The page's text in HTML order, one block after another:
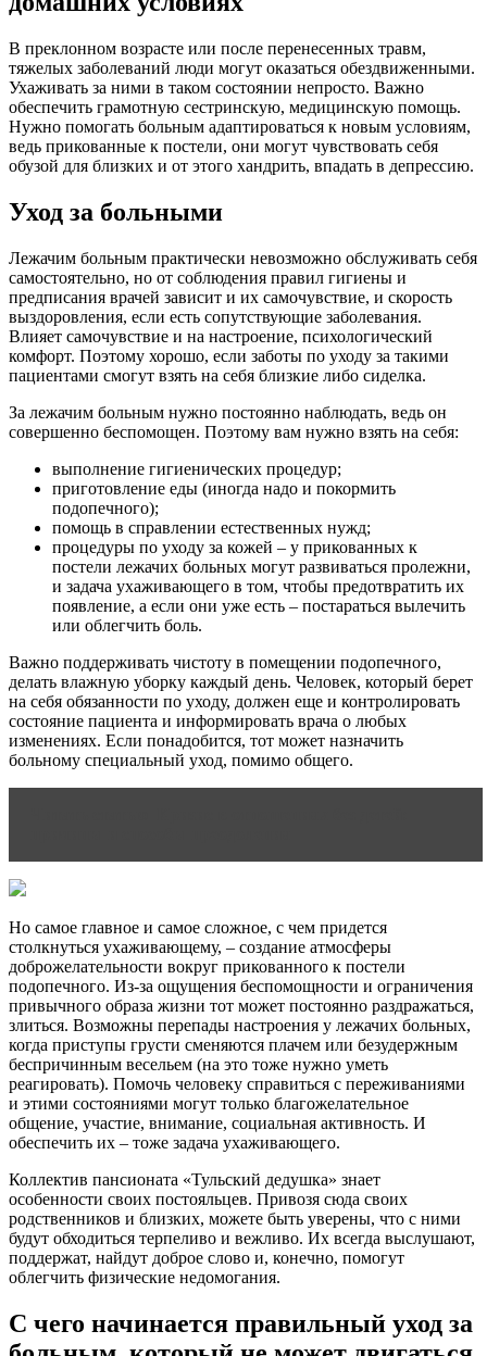
В преклонном возрасте или после перенесенных травм,
тяжелых заболеваний люди могут оказаться обездвиженными.
Ухаживать за ними в таком состоянии непросто. Важно
обеспечить грамотную сестринскую, медицинскую помощь.
Нужно помогать больным адаптироваться к новым условиям,
ведь прикованные к постели, они могут чувствовать себя
обузой для близких и от этого хандрить, впадать в депрессию.
Уход за больными
Лежачим больным практически невозможно обслуживать себя
самостоятельно, но от соблюдения правил гигиены и
предписания врачей зависит и их самочувствие, и скорость
выздоровления, если есть сопутствующие заболевания.
Влияет самочувствие и на настроение, психологический
комфорт. Поэтому хорошо, если заботы по уходу за такими
пациентами смогут взять на себя близкие либо сиделка.
За лежачим больным нужно постоянно наблюдать, ведь он
совершенно беспомощен. Поэтому вам нужно взять на себя:
выполнение гигиенических процедур;
приготовление еды (иногда надо и покормить
подопечного);
помощь в справлении естественных нужд;
процедуры по уходу за кожей – у прикованных к
постели лежачих больных могут развиваться пролежни,
и задача ухаживающего в том, чтобы предотвратить их
появление, а если они уже есть – постараться вылечить
или облегчить боль.
Важно поддерживать чистоту в помещении подопечного,
делать влажную уборку каждый день. Человек, который берет
на себя обязанности по уходу, должен еще и контролировать
состояние пациента и информировать врача о любых
изменениях. Если понадобится, тот может назначить
больному специальный уход, помимо общего.
Но самое главное и самое сложное, с чем придется
столкнуться ухаживающему, – создание атмосферы
доброжелательности вокруг прикованного к постели
подопечного. Из-за ощущения беспомощности и ограничения
привычного образа жизни тот может постоянно раздражаться,
злиться. Возможны перепады настроения у лежачих больных,
когда приступы грусти сменяются плачем или безудержным
беспричинным весельем (на это тоже нужно уметь
реагировать). Помочь человеку справиться с переживаниями
и этими состояниями могут только благожелательное
общение, участие, внимание, социальная активность. И
обеспечить их – тоже задача ухаживающего.
Коллектив пансионата «Тульский дедушка» знает
особенности своих постояльцев. Привозя сюда своих
родственников и близких, можете быть уверены, что с ними
будут обходиться терпеливо и вежливо. Их всегда выслушают,
поддержат, найдут доброе слово и, конечно, помогут
облегчить физические недомогания.
С чего начинается правильный уход за